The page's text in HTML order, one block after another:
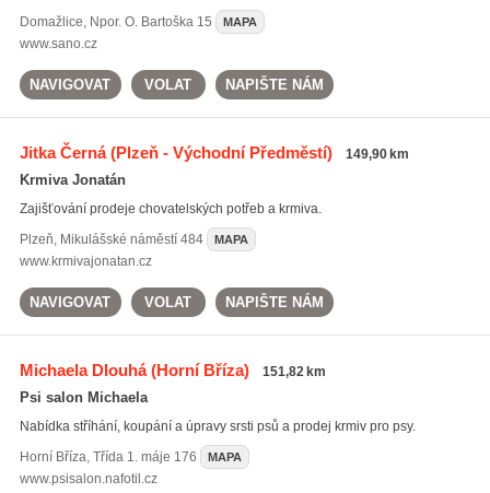
Domažlice, Npor. O. Bartoška 15 MAPA
www.sano.cz
NAVIGOVAT VOLAT NAPIŠTE NÁM
Jitka Černá(Plzeň - Východní Předměstí) 149,90 km
Krmiva Jonatán
Zajišťování prodeje chovatelských potřeb a krmiva.
Plzeň, Mikulášské náměstí 484 MAPA
www.krmivajonatan.cz
NAVIGOVAT VOLAT NAPIŠTE NÁM
Michaela Dlouhá(Horní Bříza) 151,82 km
Psi salon Michaela
Nabídka stříhání, koupání a úpravy srsti psů a prodej krmiv pro psy.
Horní Bříza, Třída 1. máje 176 MAPA
www.psisalon.nafotil.cz